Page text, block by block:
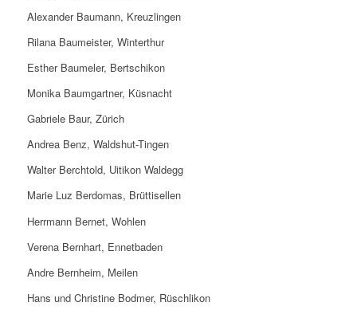
Alexander Baumann, Kreuzlingen
Rilana Baumeister, Winterthur
Esther Baumeler, Bertschikon
Monika Baumgartner, Küsnacht
Gabriele Baur, Zürich
Andrea Benz, Waldshut-Tingen
Walter Berchtold, Uitikon Waldegg
Marie Luz Berdomas, Brüttisellen
Herrmann Bernet, Wohlen
Verena Bernhart, Ennetbaden
Andre Bernheim, Meilen
Hans und Christine Bodmer, Rüschlikon